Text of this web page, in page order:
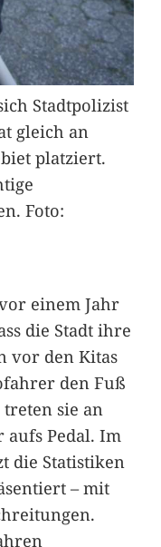
Stadtpolizist
gleich an
platziert.
Foto:
einem Jahr
die Stadt ihre
vor den Kitas
den Fuß
sie an
aufs Pedal. Im
die Statistiken
– mit